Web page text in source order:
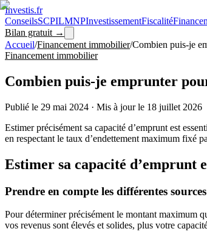
Investis.fr
ConseilsSCPILMNPInvestissementFiscalité
Bilan gratuit →
Accueil/Financement immobilier/Combien puis-je
Financement immobilier
Combien puis-je emprunter
Publié le 29 mai 2024 · Mis à jour le 18 juillet 2026
Estimer précisément sa capacité d’emprunt est
en respectant le taux d’endettement maximum fixé
Estimer sa capacité d’emprunt
Prendre en compte les différentes
Pour déterminer précisément le montant maximum
vos revenus sont élevés et solides, plus votre